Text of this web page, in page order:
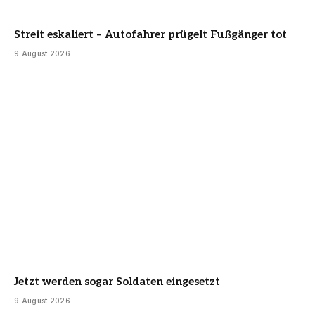
Streit eskaliert – Autofahrer prügelt Fußgänger tot
9 August 2026
Jetzt werden sogar Soldaten eingesetzt
9 August 2026